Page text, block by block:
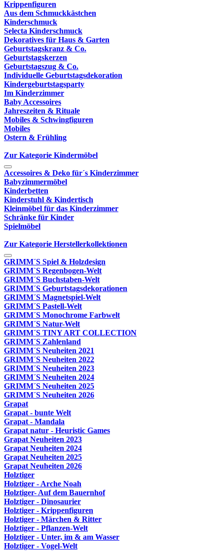
Krippenfiguren
Aus dem Schmuckkästchen
Kinderschmuck
Selecta Kinderschmuck
Dekoratives für Haus & Garten
Geburtstagskranz & Co.
Geburtstagskerzen
Geburtstagszug & Co.
Individuelle Geburtstagsdekoration
Kindergeburtstagsparty
Im Kinderzimmer
Baby Accessoires
Jahreszeiten & Rituale
Mobiles & Schwingfiguren
Mobiles
Ostern & Frühling
Zur Kategorie Kindermöbel
Accessoires & Deko für´s Kinderzimmer
Babyzimmermöbel
Kinderbetten
Kinderstuhl & Kindertisch
Kleinmöbel für das Kinderzimmer
Schränke für Kinder
Spielmöbel
Zur Kategorie Herstellerkollektionen
GRIMM´S Spiel & Holzdesign
GRIMM`S Regenbogen-Welt
GRIMM´S Buchstaben-Welt
GRIMM´S Geburtstagsdekorationen
GRIMM´S Magnetspiel-Welt
GRIMM´S Pastell-Welt
GRIMM´S Monochrome Farbwelt
GRIMM´S Natur-Welt
GRIMM´S TINY ART COLLECTION
GRIMM´S Zahlenland
GRIMM´S Neuheiten 2021
GRIMM´S Neuheiten 2022
GRIMM´S Neuheiten 2023
GRIMM´S Neuheiten 2024
GRIMM´S Neuheiten 2025
GRIMM´S Neuheiten 2026
Grapat
Grapat - bunte Welt
Grapat - Mandala
Grapat natur - Heuristic Games
Grapat Neuheiten 2023
Grapat Neuheiten 2024
Grapat Neuheiten 2025
Grapat Neuheiten 2026
Holztiger
Holztiger - Arche Noah
Holztiger- Auf dem Bauernhof
Holztiger - Dinosaurier
Holztiger - Krippenfiguren
Holztiger - Märchen & Ritter
Holztiger - Pflanzen-Welt
Holztiger - Unter, im & am Wasser
Holztiger - Vogel-Welt